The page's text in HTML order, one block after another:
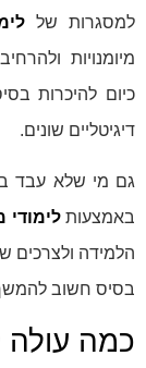
למסגרות של
מיומנויות
כיום להיכרות
דיגיטליים שונים.
גם מי שלא עבד
באמצעות
הלמידה ולצרכים
בסיס חשוב
כמה עולה